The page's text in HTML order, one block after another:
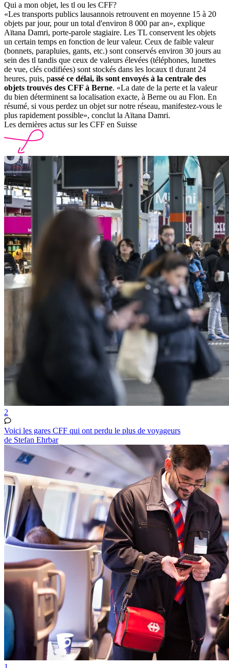
Qui a mon objet, les tl ou les CFF?
«Les transports publics lausannois retrouvent en moyenne 15 à 20
objets par jour, pour un total d'environ 8 000 par an», explique
Aïtana Damri, porte-parole stagiaire. Les TL conservent les objets
un certain temps en fonction de leur valeur. Ceux de faible valeur
(bonnets, parapluies, gants, etc.) sont conservés environ 30 jours au
sein des tl tandis que ceux de valeurs élevées (téléphones, lunettes
de vue, clés codifiées) sont stockés dans les locaux tl durant 24
heures, puis, passé ce délai, ils sont envoyés à la centrale des
objets trouvés des CFF à Berne. «La date de la perte et la valeur
du bien déterminent sa localisation exacte, à Berne ou au Flon. En
résumé, si vous perdez un objet sur notre réseau, manifestez-vous le
plus rapidement possible», conclut la Aïtana Damri.
Les dernières actus sur les CFF en Suisse
2
Voici les gares CFF qui ont perdu le plus de voyageurs
de Stefan Ehrbar